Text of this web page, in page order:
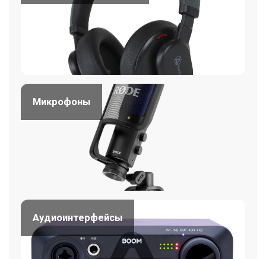
Микрофоны
Аудиоинтерфейсы